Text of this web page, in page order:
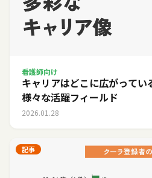
看護師向け
キャリアはどこに広がってい
様々な活躍フィールド
2026.01.28
記事